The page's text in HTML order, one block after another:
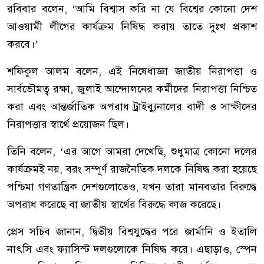
রবিবার বলেন, ‘আমি বিশ্বাস করি না যে বিশ্বের কোনো দেশ
আওয়ামী লীগের কার্যক্রম নিষিদ্ধ করায় তাতে দুঃখ প্রকাশ
করবে।’
শফিকুল আলম বলেন, এই নিষেধাজ্ঞা জাতীয় নিরাপত্তা ও
সার্বভৌমত্ব রক্ষা, জুলাই আন্দোলনের কর্মীদের নিরাপত্তা নিশ্চিত
করা এবং আন্তর্জাতিক অপরাধ ট্রাইব্যুনালের বাদী ও সাক্ষীদের
নিরাপত্তার স্বার্থে প্রয়োজন ছিল।
তিনি বলেন, ‘এর আগে আমরা দেখেছি, শুধুমাত্র কোনো দলের
কার্যক্রমই নয়, বরং সম্পূর্ণ রাজনৈতিক দলকে নিষিদ্ধ করা হয়েছে
পশ্চিমা গণতান্ত্রিক দেশগুলোতেও, যখন তারা মানবতার বিরুদ্ধে
অপরাধ করেছে বা জাতীয় স্বার্থের বিরুদ্ধে কাজ করেছে।
প্রেস সচিব জানান, দ্বিতীয় বিশ্বযুদ্ধের পরে জার্মানি ও ইতালি
নাৎসি এবং ফ্যাসিস্ট দলগুলোকে নিষিদ্ধ করে। এছাড়াও, স্পেন